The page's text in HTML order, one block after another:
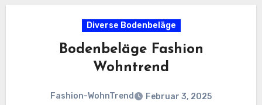
Diverse Bodenbeläge
Bodenbeläge Fashion
Wohntrend
Fashion-WohnTrend
Februar 3, 2025